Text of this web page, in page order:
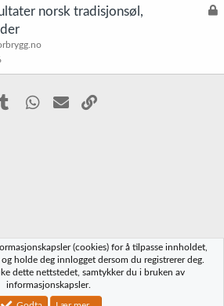
L
norsk tradisjonsøl,
Tumblr WhatsApp
E-post
Personvernregler
(cookies) for å tilpasse innholdet,
holde deg innlogget dersom du registrerer deg.
dette nettstedet, samtykker du i bruken av
informasjonskapsler.